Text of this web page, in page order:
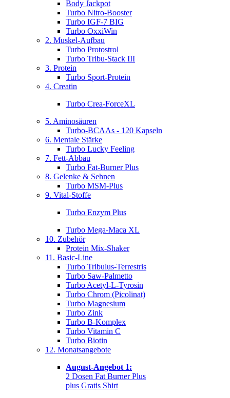
Body Jackpot
Turbo Nitro-Booster
Turbo IGF-7 BIG
Turbo OxxiWin
2. Muskel-Aufbau
Turbo Protostrol
Turbo Tribu-Stack III
3. Protein
Turbo Sport-Protein
4. Creatin
Turbo Crea-ForceXL
5. Aminosäuren
Turbo-BCAAs - 120 Kapseln
6. Mentale Stärke
Turbo Lucky Feeling
7. Fett-Abbau
Turbo Fat-Burner Plus
8. Gelenke & Sehnen
Turbo MSM-Plus
9. Vital-Stoffe
Turbo Enzym Plus
Turbo Mega-Maca XL
10. Zubehör
Protein Mix-Shaker
11. Basic-Line
Turbo Tribulus-Terrestris
Turbo Saw-Palmetto
Turbo Acetyl-L-Tyrosin
Turbo Chrom (Picolinat)
Turbo Magnesium
Turbo Zink
Turbo B-Komplex
Turbo Vitamin C
Turbo Biotin
12. Monatsangebote
August-Angebot 1:
2 Dosen Fat Burner Plus
plus Gratis Shirt